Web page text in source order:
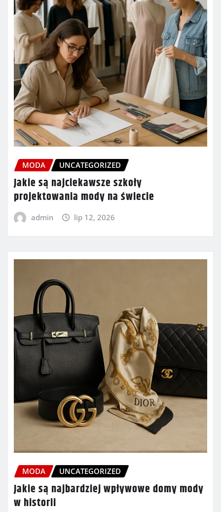
MODA UNCATEGORIZED
Jakie są najciekawsze szkoły
projektowania mody na świecie
admin lip 12, 2026
MODA UNCATEGORIZED
Jakie są najbardziej wpływowe domy mody
w historii